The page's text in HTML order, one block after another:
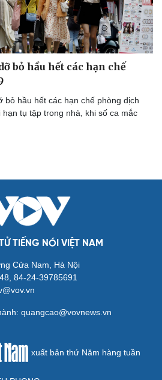
Kể chuyện cho bé
Hạt giống tâm hồn
bỏ hầu hết các hạn chế
bỏ hầu hết các hạn chế phòng dịch
tụ tập trong nhà, khi số ca mắc
TIẾNG NÓI VIỆT NAM
Cửa Nam, Hà Nội
84-24-39785691
quangcao@vovnews.vn
xuất bản thứ Năm hàng tuần